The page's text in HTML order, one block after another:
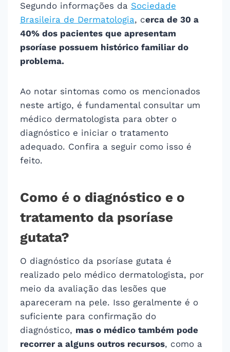
Segundo informações da Sociedade
Brasileira de Dermatologia, cerca de 30 a
40% dos pacientes que apresentam
psoríase possuem histórico familiar do
problema.
Ao notar sintomas como os mencionados
neste artigo, é fundamental consultar um
médico dermatologista para obter o
diagnóstico e iniciar o tratamento
adequado. Confira a seguir como isso é
feito.
Como é o diagnóstico e o
tratamento da psoríase
gutata?
O diagnóstico da psoríase gutata é
realizado pelo médico dermatologista, por
meio da avaliação das lesões que
apareceram na pele. Isso geralmente é o
suficiente para confirmação do
diagnóstico, mas o médico também pode
recorrer a alguns outros recursos, como a